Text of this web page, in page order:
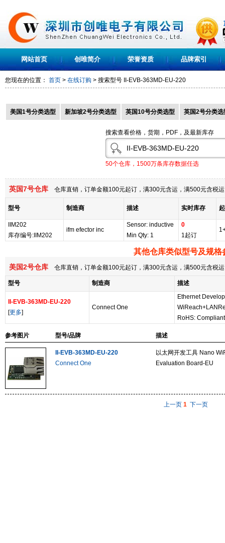
网站首页 创唯简介 荣誉资质 品牌索引
您现在的位置： 首页 > 在线订购 > 搜索型号 II-EVB-363MD-EU-220
美国1号分类选型 新加坡2号分类选型 英国10号分类选型 英国2号分类选
搜索查看价格，货期，PDF，及最新库存
50个仓库，1500万条库存数据任选
英国7号仓库 仓库直销，订单金额100元起订，满300元含运，满500元含税
型号 制造商 描述 实时库存
IIM202
库存编号:IIM202
ifm efector inc
Sensor: inductive
Min Qty: 1
0
1起订
其他仓库类似型号及规格
美国2号仓库 仓库直销，订单金额100元起订，满300元含运，满500元含税
型号 制造商 描述
II-EVB-363MD-EU-220
[更多]
Connect One
Ethernet
RoHS: Compliant
参考图片 型号/品牌 描述
II-EVB-363MD-EU-220
Connect One
以太网开发工具 Nano
Evaluation Board-EU
上一页 1 下一页